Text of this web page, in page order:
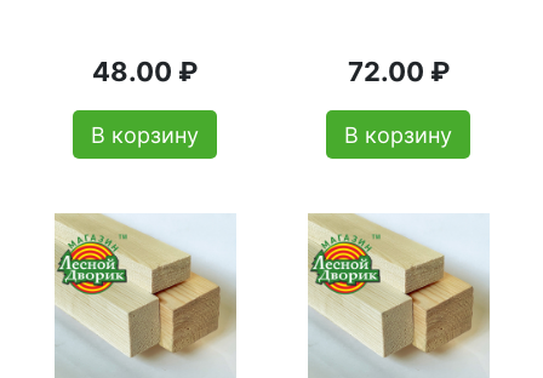
48.00 ₽
В корзину
72.00 ₽
В корзину